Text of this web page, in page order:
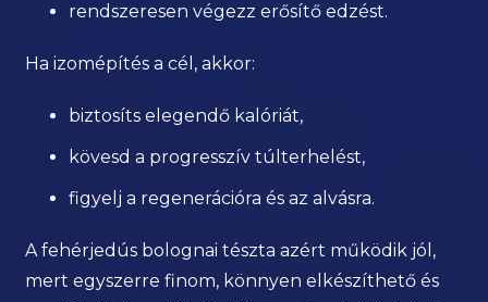
rendszeresen végezz erősítő edzést.
Ha izomépítés a cél, akkor:
biztosíts elegendő kalóriát,
kövesd a progresszív túlterhelést,
figyelj a regenerációra és az alvásra.
A fehérjedús bolognai tészta azért működik jól,
mert egyszerre finom, könnyen elkészíthető és